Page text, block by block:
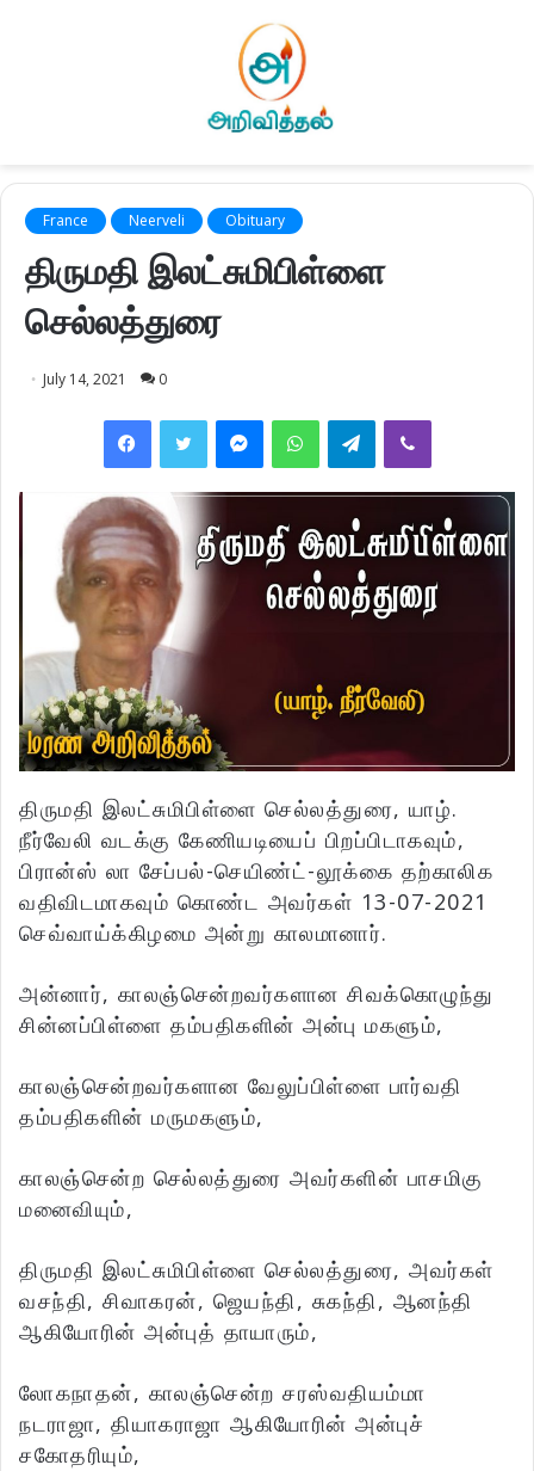
France Neerveli Obituary
திருமதி இலட்சுமிபிள்ளை
செல்லத்துரை
July 14, 2021 0
FacebookTwitter MessengerWhatsAppTelegramViber
திருமதி இலட்சுமிபிள்ளை செல்லத்துரை, யாழ்.
நீர்வேலி வடக்கு கேணியடியைப் பிறப்பிடாகவும்,
பிரான்ஸ் லா சேப்பல்-செயிண்ட்-லூக்கை தற்காலிக
வதிவிடமாகவும் கொண்ட அவர்கள் 13-07-2021
செவ்வாய்க்கிழமை அன்று காலமானார்.
அன்னார், காலஞ்சென்றவர்களான சிவக்கொழுந்து
சின்னப்பிள்ளை தம்பதிகளின் அன்பு மகளும்,
காலஞ்சென்றவர்களான வேலுப்பிள்ளை பார்வதி
தம்பதிகளின் மருமகளும்,
காலஞ்சென்ற செல்லத்துரை அவர்களின் பாசமிகு
மனைவியும்,
திருமதி இலட்சுமிபிள்ளை செல்லத்துரை, அவர்கள்
வசந்தி, சிவாகரன், ஜெயந்தி, சுகந்தி, ஆனந்தி
ஆகியோரின் அன்புத் தாயாரும்,
லோகநாதன், காலஞ்சென்ற சரஸ்வதியம்மா
நடராஜா, தியாகராஜா ஆகியோரின் அன்புச்
சகோதரியும்,